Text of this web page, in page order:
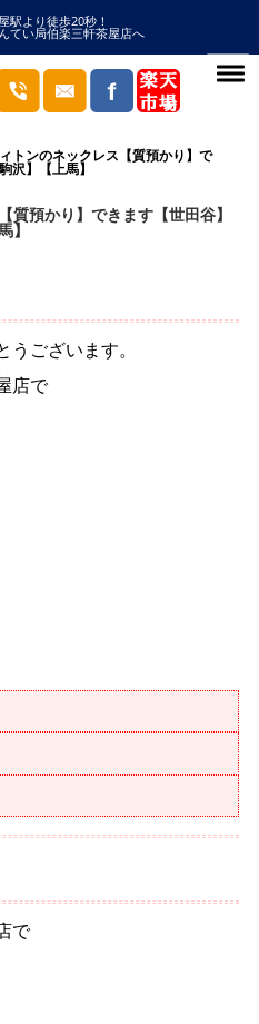
駅より徒歩20秒！
てい局伯楽三軒茶屋店へ
トンのネックレス【質預かり】で
沢】【上馬】
預かり】できます【世田谷】
】
ございます。
店で
で